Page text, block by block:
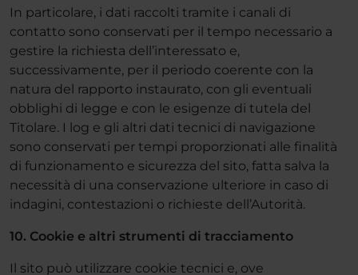
In particolare, i dati raccolti tramite i canali di
contatto sono conservati per il tempo necessario a
gestire la richiesta dell’interessato e,
successivamente, per il periodo coerente con la
natura del rapporto instaurato, con gli eventuali
obblighi di legge e con le esigenze di tutela del
Titolare. I log e gli altri dati tecnici di navigazione
sono conservati per tempi proporzionati alle finalità
di funzionamento e sicurezza del sito, fatta salva la
necessità di una conservazione ulteriore in caso di
indagini, contestazioni o richieste dell’Autorità.
10. Cookie e altri strumenti di tracciamento
Il sito può utilizzare cookie tecnici e, ove